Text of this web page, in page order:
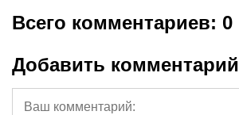
Всего комментариев: 0
Добавить комментарий